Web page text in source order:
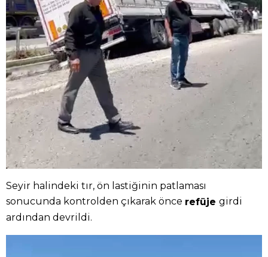
Seyir halindeki tır, ön lastiğinin patlaması
sonucunda kontrolden çıkarak önce refüje girdi
ardından devrildi.